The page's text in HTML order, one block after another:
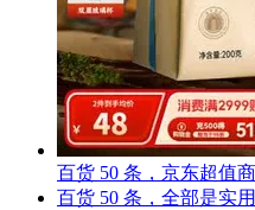
百货 50 条，京东超值
百货 50 条，全部是实